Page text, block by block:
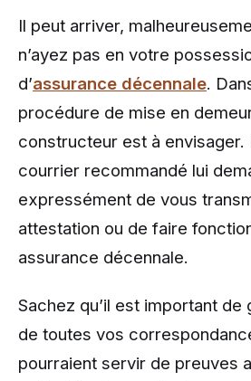
Il peut arriver,
n’ayez pas en votre
d’assurance décennale.
procédure de mise en
constructeur est à envisager.
courrier recommandé lui
expressément de vous
attestation ou de faire
assurance décennale.
Sachez qu’il est important de
de toutes vos
pourraient servir de preuves